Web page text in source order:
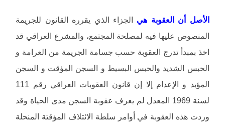
الأصل أن العقوبة هي الجزاء الذي يقرره القانون للجريمة
المنصوص عليها فيه لمصلحة المجتمع، والمشرع العراقي قد
اخذ بمبدأ تدرج العقوبة حسب جسامة الجريمة من الغرامة و
الحبس الشديد والحبس البسيط و السجن المؤقت و السجن
المؤبد و الإعدام إلا إن قانون العقوبات العراقي رقم 111
لسنة 1969 المعدل لم يعرف عقوبة السجن مدى الحياة وقد
وردت هذه العقوبة في أوامر سلطة الائتلاف المؤقتة المنحلة